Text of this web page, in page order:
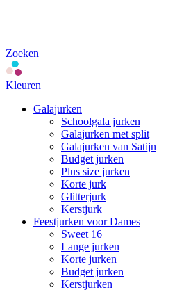
Zoeken
Kleuren
Galajurken
Schoolgala jurken
Galajurken met split
Galajurken van Satijn
Budget jurken
Plus size jurken
Korte jurk
Glitterjurk
Kerstjurk
Feestjurken voor Dames
Sweet 16
Lange jurken
Korte jurken
Budget jurken
Kerstjurken